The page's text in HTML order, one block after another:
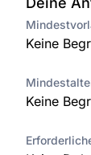
Keine
Keine